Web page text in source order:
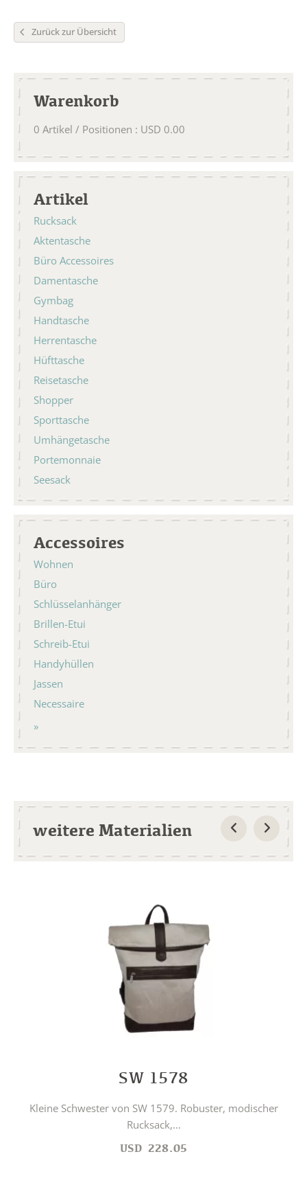
Zurück zur Übersicht
Warenkorb
0 Artikel / Positionen : USD 0.00
Artikel
Rucksack
Aktentasche
Büro Accessoires
Damentasche
Gymbag
Handtasche
Herrentasche
Hüfttasche
Reisetasche
Shopper
Sporttasche
Umhängetasche
Portemonnaie
Seesack
Accessoires
Wohnen
Büro
Schlüsselanhänger
Brillen-Etui
Schreib-Etui
Handyhüllen
Jassen
Necessaire
weitere Materialien
SW 1578
Kleine Schwester von SW 1579. Robuster, modischer
Rucksack,...
USD 228.05